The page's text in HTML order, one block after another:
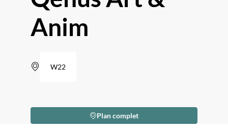
Anim
W22
Plan complet